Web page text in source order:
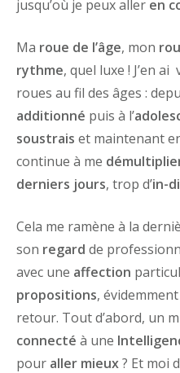
jusqu’où je peux aller en
Ma roue de l’âge, mon
rythme, quel luxe ! J’en
roues au fil des âges :
additionné puis à l’
soustrais et maintenant
continue à me
derniers jours, trop d’in-
Cela me ramène à la
son regard de
avec une affection
propositions,
retour. Tout d’abord, un
connecté à une
pour aller mieux? Et moi